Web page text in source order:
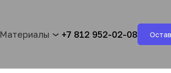
Материалы +7 812 952-02-08